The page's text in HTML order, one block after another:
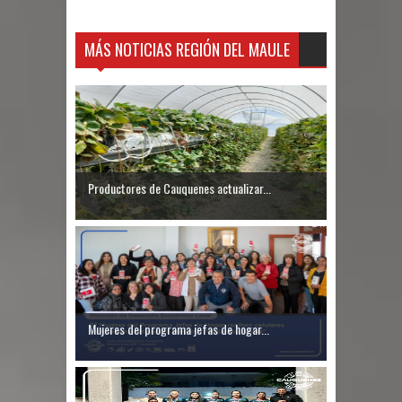
MÁS NOTICIAS REGIÓN DEL MAULE
Productores de Cauquenes actualizar...
Mujeres del programa jefas de hogar...